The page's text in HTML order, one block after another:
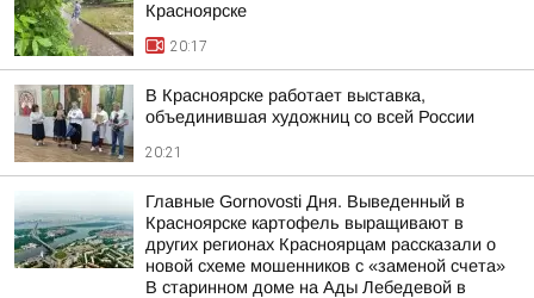
Красноярске
20:17
В Красноярске работает выставка,
объединившая художниц со всей России
20:21
Главные Gornovosti Дня. Выведенный в
Красноярске картофель выращивают в
других регионах Красноярцам рассказали о
новой схеме мошенников с «заменой счета»
В старинном доме на Ады Лебедевой в